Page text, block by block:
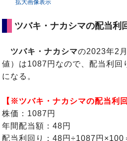
拡大画像表示
ツバキ・ナカシマの配当利
ツバキ・ナカシマの2023年2
値）は1087円なので、配当利回
になる。
【※ツバキ・ナカシマの配当利回
株価：1087円
年間配当額：48円
配当利回り：48円÷1087円×100